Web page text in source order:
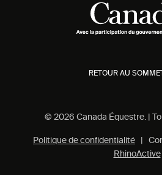
RETOUR AU SOMMET
© 2026 Canada Équestre. |
Politique de confidentialité |
RhinoActive